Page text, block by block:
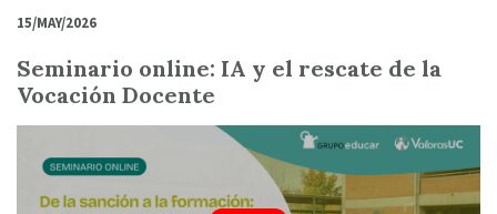
15/MAY/2026
Seminario online: IA y el rescate de la
Vocación Docente